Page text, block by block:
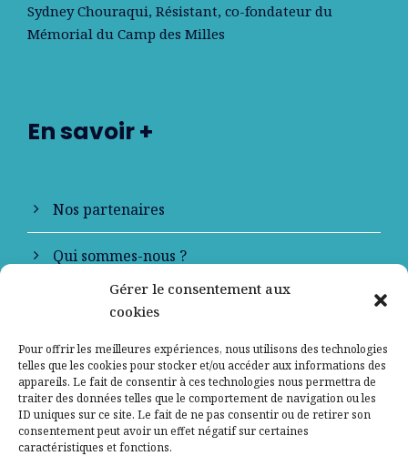
Gérer le consentement aux
cookies
Pour offrir les meilleures expériences, nous utilisons des technologies
telles que les cookies pour stocker et/ou accéder aux informations des
appareils. Le fait de consentir à ces technologies nous permettra de
traiter des données telles que le comportement de navigation ou les
ID uniques sur ce site. Le fait de ne pas consentir ou de retirer son
consentement peut avoir un effet négatif sur certaines
caractéristiques et fonctions.
Sydney Chouraqui, Résistant, co-fondateur du
Mémorial du Camp des Milles
En savoir +
Nos partenaires
Qui sommes-nous ?
Contactez-nous
Mentions légales
Politique de confidentialité